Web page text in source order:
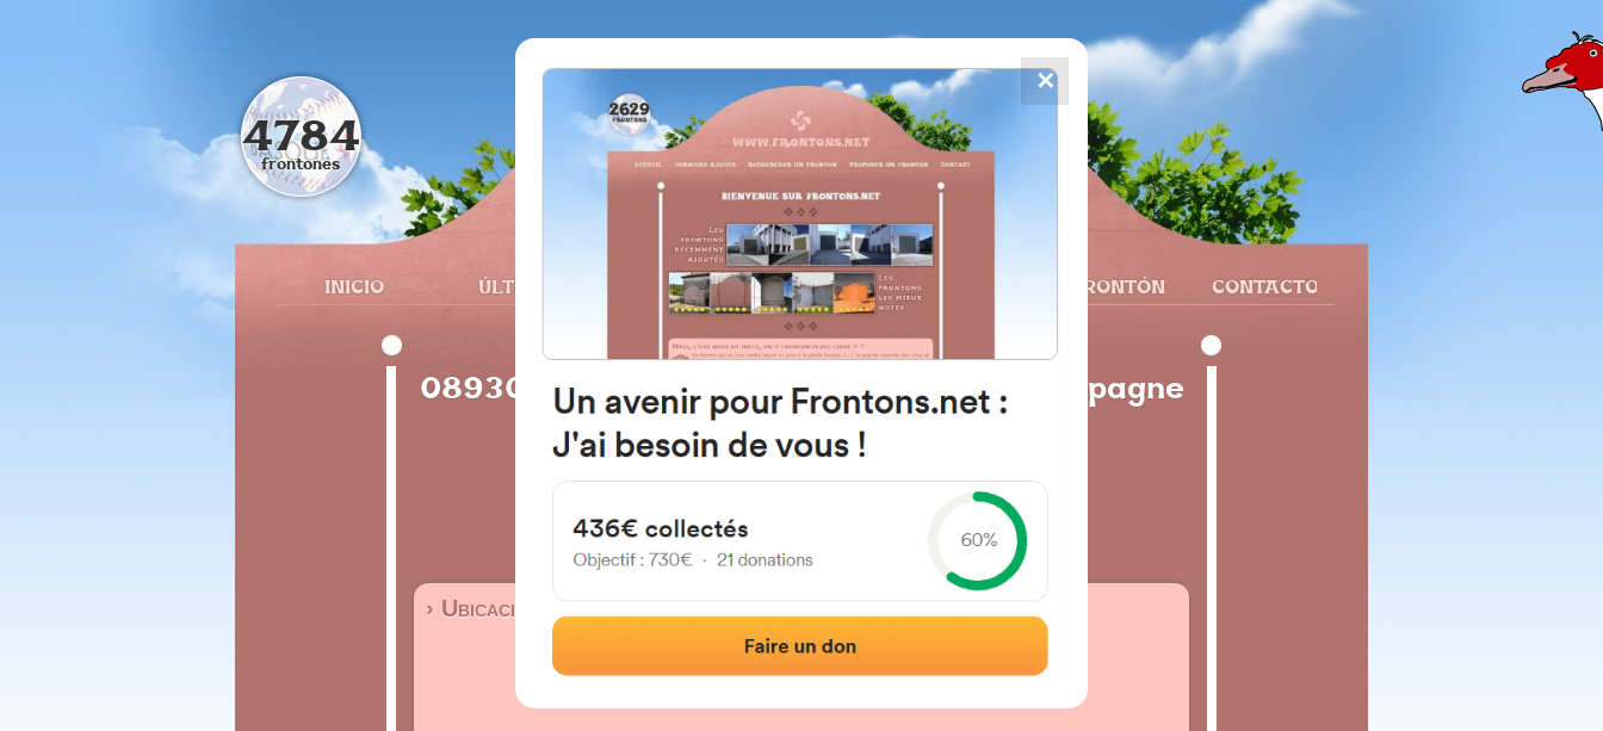
FRONTONS.NET
INICIO ÚLTIMOS BUSCAR UN FRONTÓN AÑADIR UN FRONTÓN CONTACTO
4784
frontones
08930 Sant Adrià de Besòs, Barcelona Espagne
Carrer Olímpic S/N España
#4246
Localización|Fotos|Comentarios y reseñas
› Ubicación del frontón
✕